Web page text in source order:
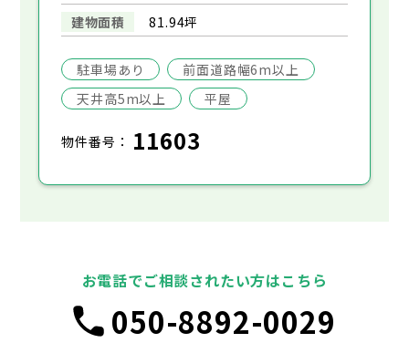
建物面積
81.94坪
駐車場あり
前面道路幅6m以上
天井高5m以上
平屋
物件番号： 11603
お電話でご相談されたい方はこちら
050-8892-0029